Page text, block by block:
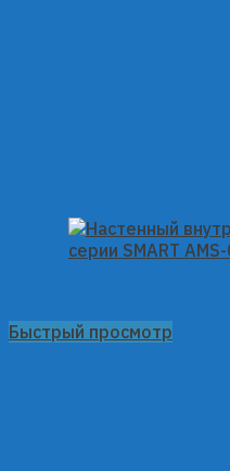
Быстрый просмотр